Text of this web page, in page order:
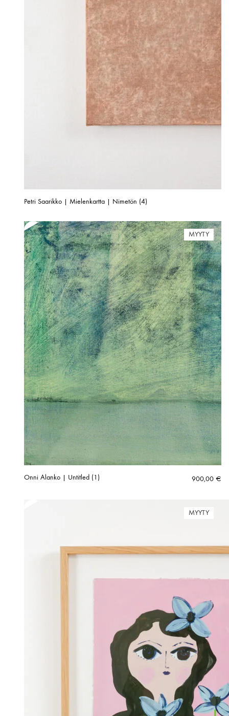
Petri Saarikko | Mielenkartta | Nimetön (4)
MYYTY
Onni Alanko | Untitled (1) 900,00 €
MYYTY